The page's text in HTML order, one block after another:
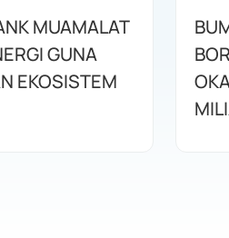
MUAMALAT
GUNA
EKOSISTEM